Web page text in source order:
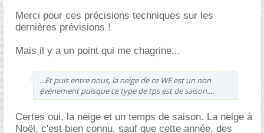
Merci pour ces précisions techniques sur les
dernières prévisions !
Mais il y a un point qui me chagrine...
...Et puis entre nous, la neige de ce WE est un non
événement puisque ce type de tps est de saison....
Certes oui, la neige et un temps de saison. La neige à
Noël, c'est bien connu, sauf que cette année, des